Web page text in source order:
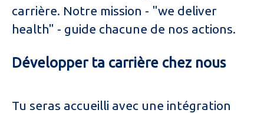
carrière. Notre mission - "we deliver
health" - guide chacune de nos actions.
Développer ta carrière chez nous
Tu seras accueilli avec une intégration